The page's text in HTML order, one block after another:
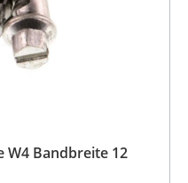
W4 Bandbreite 12